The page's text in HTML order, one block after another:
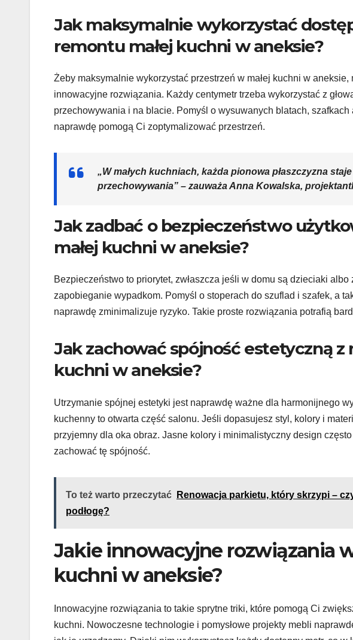
Jak maksymalnie wykorzystać
remontu małej kuchni w aneksie?
Żeby maksymalnie wykorzystać przestrzeń w małej kuchni w
innowacyjne rozwiązania. Każdy centymetr trzeba wykorzystać z
przechowywania i na blacie. Pomyśl o wysuwanych blatach,
naprawdę pomogą Ci zoptymalizować przestrzeń.
„W małych kuchniach, każda pionowa płaszczyzna
przechowywania” – zauważa Anna Kowalska,
Jak zadbać o bezpieczeństwo
małej kuchni w aneksie?
Bezpieczeństwo to priorytet, zwłaszcza jeśli w domu są dzieciaki
zapobieganie wypadkom. Pomyśl o stoperach do szuflad i szafek, a
naprawdę zminimalizuje ryzyko. Takie proste rozwiązania potrafią
Jak zachować spójność estetyczną z
kuchni w aneksie?
Utrzymanie spójnej estetyki jest naprawdę ważne dla harmonijnego
kuchenny to otwarta część salonu. Jeśli dopasujesz styl, kolory i
przyjemny dla oka obraz. Jasne kolory i minimalistyczny design
zachować tę spójność.
To też warto przeczytać
Renowacja parkietu, który skrzypi –
podłogę?
Jakie innowacyjne rozwiązania
kuchni w aneksie?
Innowacyjne rozwiązania to takie sprytne triki, które pomogą Ci
kuchni. Nowoczesne technologie i pomysłowe projekty mebli